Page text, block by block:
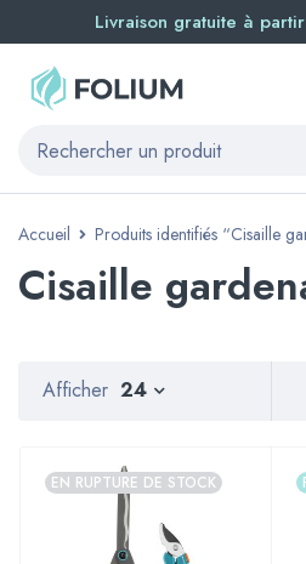
Livraison gratuite à
Accueil Produits identifiés “Cisaille
Cisaille
Afficher 24
EN RUPTURE DE STOCK